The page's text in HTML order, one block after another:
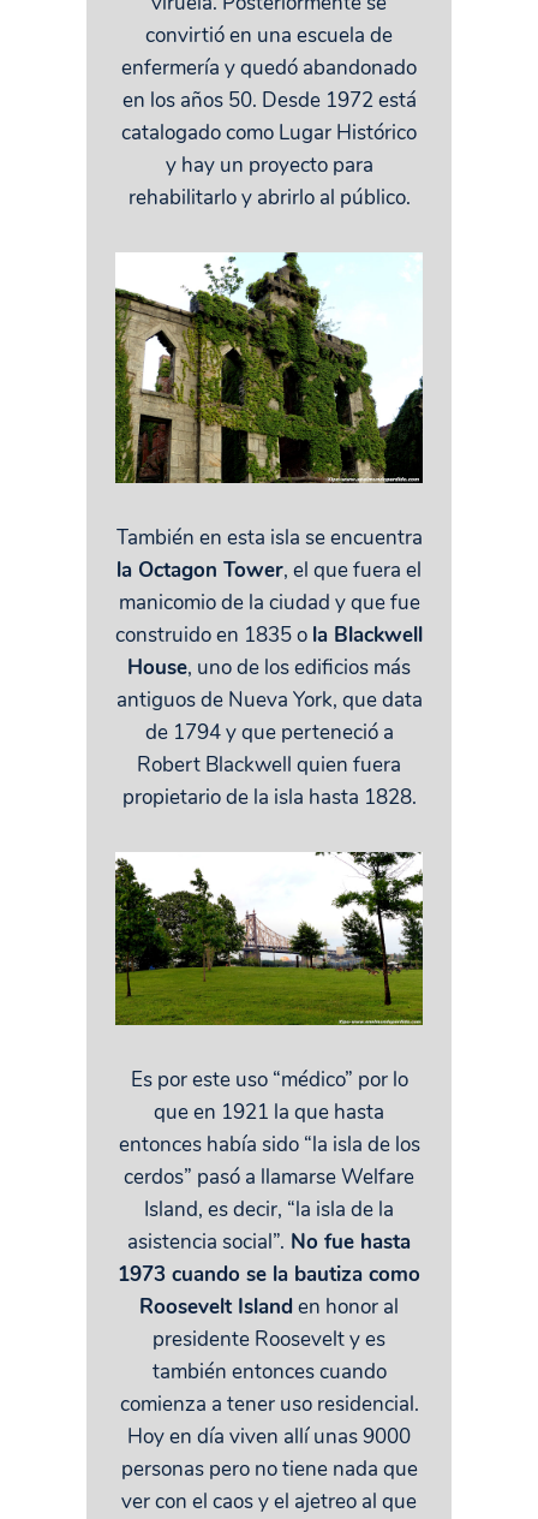
convirtió en una escuela de
enfermería y quedó abandonado
en los años 50. Desde 1972 está
catalogado como Lugar Histórico
y hay un proyecto para
rehabilitarlo y abrirlo al público.
También en esta isla se encuentra
la Octagon Tower, el que fuera el
manicomio de la ciudad y que fue
construido en 1835 o la Blackwell
House, uno de los edificios más
antiguos de Nueva York, que data
de 1794 y que perteneció a
Robert Blackwell quien fuera
propietario de la isla hasta 1828.
Es por este uso “médico” por lo
que en 1921 la que hasta
entonces había sido “la isla de los
cerdos” pasó a llamarse Welfare
Island, es decir, “la isla de la
asistencia social”. No fue hasta
1973 cuando se la bautiza como
Roosevelt Islanden honor al
presidente Roosevelt y es
también entonces cuando
comienza a tener uso residencial.
Hoy en día viven allí unas 9000
personas pero no tiene nada que
ver con el caos y el ajetreo al que